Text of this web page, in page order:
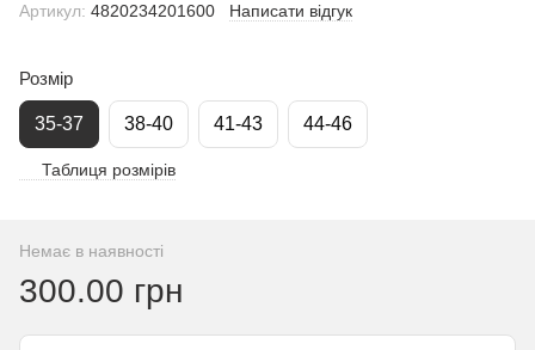
Артикул: 4820234201600 Написати відгук
Розмір
35-37 38-40 41-43 44-46
Таблиця розмірів
Немає в наявності
300.00 грн